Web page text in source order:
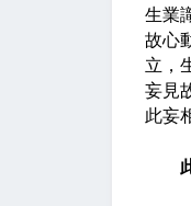
生業
故心
立，
妄見
此妄